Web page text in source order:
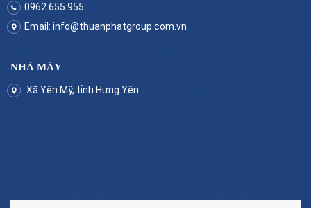
0962.655.955
Email: info@thuanphatgroup.com.vn
NHÀ MÁY
Xã Yên Mỹ, tỉnh Hưng Yên